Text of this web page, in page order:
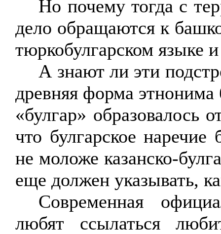
Но почему тогда с
дело обращаются к
тюркобулгарском языке
А знают ли эти
древняя форма этнонима
«булгар» образовалось
что булгарское
не моложеказанско-
еще должен указывать,
Современная
любят ссылаться